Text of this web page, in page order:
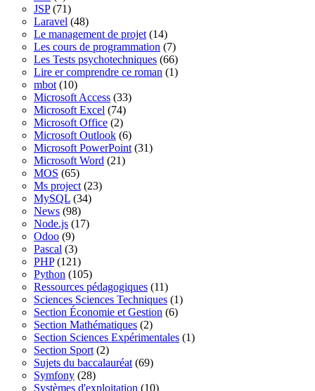
JSP(71)
Laravel (48)
Le management de projet (14)
Les cours de programmation (7)
Les Tests psychotechniques (66)
Lire er comprendre ce roman (1)
mbot (10)
Microsoft Access (33)
Microsoft Excel (74)
Microsoft Office (2)
Microsoft Outlook (6)
Microsoft PowerPoint (31)
Microsoft Word (21)
MOS (65)
Ms project (23)
MySQL (34)
News (98)
Node.js (17)
Odoo (9)
Pascal (3)
PHP(121)
Python (105)
Ressources pédagogiques (11)
Sciences Sciences Techniques (1)
Section Économie et Gestion (6)
Section Mathématiques (2)
Section Sciences Expérimentales (1)
Section Sport (2)
Sujets du baccalauréat (69)
Symfony (28)
Systèmes d'exploitation (10)